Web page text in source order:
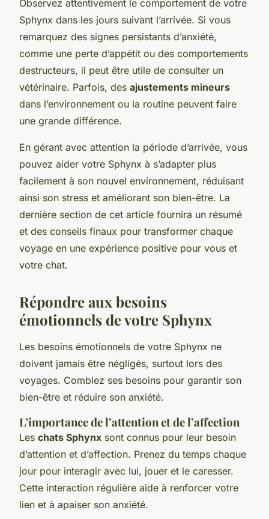
Observez attentivement le comportement de votre
Sphynx dans les jours suivant l’arrivée. Si vous
remarquez des signes persistants d’anxiété,
comme une perte d’appétit ou des comportements
destructeurs, il peut être utile de consulter un
vétérinaire. Parfois, des ajustements mineurs
dans l’environnement ou la routine peuvent faire
une grande différence.
En gérant avec attention la période d’arrivée, vous
pouvez aider votre Sphynx à s’adapter plus
facilement à son nouvel environnement, réduisant
ainsi son stress et améliorant son bien-être. La
dernière section de cet article fournira un résumé
et des conseils finaux pour transformer chaque
voyage en une expérience positive pour vous et
votre chat.
Répondre aux besoins
émotionnels de votre Sphynx
Les besoins émotionnels de votre Sphynx ne
doivent jamais être négligés, surtout lors des
voyages. Comblez ses besoins pour garantir son
bien-être et réduire son anxiété.
L’importance de l’attention et de l’affection
Les chats Sphynx sont connus pour leur besoin
d’attention et d’affection. Prenez du temps chaque
jour pour interagir avec lui, jouer et le caresser.
Cette interaction régulière aide à renforcer votre
lien et à apaiser son anxiété.